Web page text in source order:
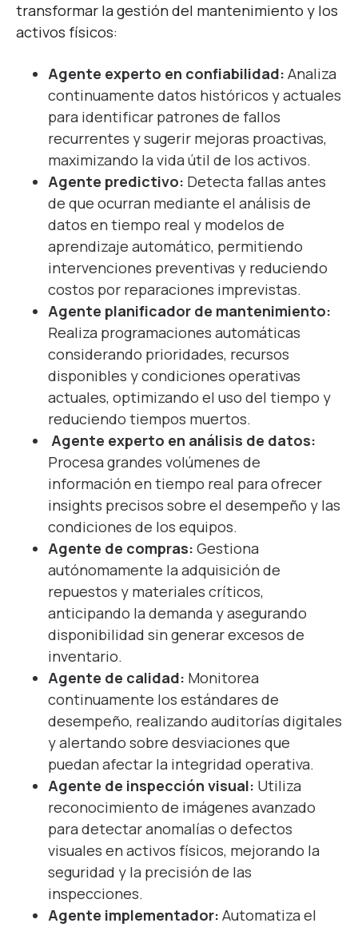
transformar la gestión del mantenimiento y los
activos físicos:
Agente experto en confiabilidad: Analiza
continuamente datos históricos y actuales
para identificar patrones de fallos
recurrentes y sugerir mejoras proactivas,
maximizando la vida útil de los activos.
Agente predictivo: Detecta fallas antes
de que ocurran mediante el análisis de
datos en tiempo real y modelos de
aprendizaje automático, permitiendo
intervenciones preventivas y reduciendo
costos por reparaciones imprevistas.
Agente planificador de mantenimiento:
Realiza programaciones automáticas
considerando prioridades, recursos
disponibles y condiciones operativas
actuales, optimizando el uso del tiempo y
reduciendo tiempos muertos.
Agente experto en análisis de datos:
Procesa grandes volúmenes de
información en tiempo real para ofrecer
insights precisos sobre el desempeño y las
condiciones de los equipos.
Agente de compras: Gestiona
autónomamente la adquisición de
repuestos y materiales críticos,
anticipando la demanda y asegurando
disponibilidad sin generar excesos de
inventario.
Agente de calidad: Monitorea
continuamente los estándares de
desempeño, realizando auditorías digitales
y alertando sobre desviaciones que
puedan afectar la integridad operativa.
Agente de inspección visual: Utiliza
reconocimiento de imágenes avanzado
para detectar anomalías o defectos
visuales en activos físicos, mejorando la
seguridad y la precisión de las
inspecciones.
Agente implementador: Automatiza el